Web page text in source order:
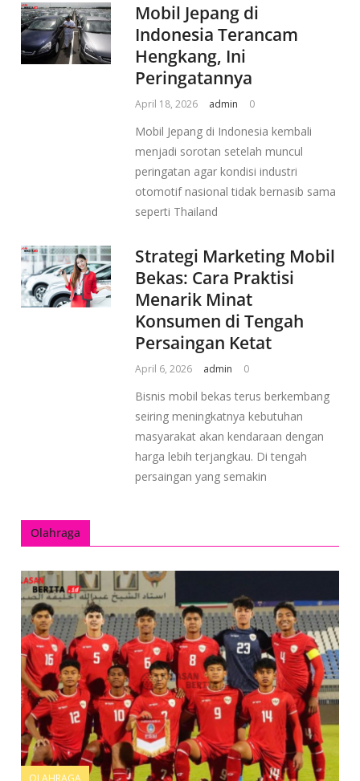
Mobil Jepang di
Indonesia Terancam
Hengkang, Ini
Peringatannya
April 18, 2026 admin 0
Mobil Jepang di Indonesia kembali
menjadi sorotan setelah muncul
peringatan agar kondisi industri
otomotif nasional tidak bernasib sama
seperti Thailand
Strategi Marketing Mobil
Bekas: Cara Praktisi
Menarik Minat
Konsumen di Tengah
Persaingan Ketat
April 6, 2026 admin 0
Bisnis mobil bekas terus berkembang
seiring meningkatnya kebutuhan
masyarakat akan kendaraan dengan
harga lebih terjangkau. Di tengah
persaingan yang semakin
Olahraga